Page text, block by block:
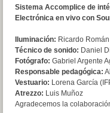
Sistema Accomplice de
Electrónica en vivo con
Iluminación: Ricardo
Técnico de sonido: Daniel
Fotógrafo: Gabriel Argente
Responsable pedagógica:
Vestuario: Lorena García
Atrezzo: Luis Muñoz
Agradecemos la